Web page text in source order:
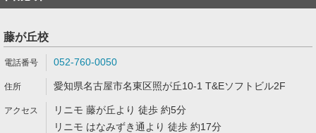
藤が丘校
052-760-0050
愛知県名古屋市名東区照が丘10-1 T&Eソフトビル2F
リニモ 藤が丘より 徒歩 約5分
リニモ はなみずき通より 徒歩 約17分